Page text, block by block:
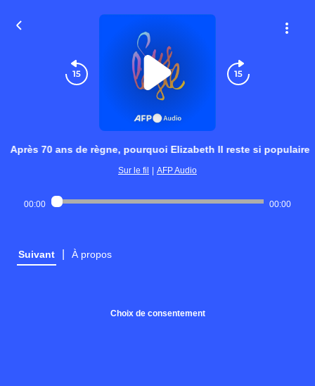
Après 70 ans de règne, pourquoi Elizabeth II reste si populaire
Sur le fil AFP Audio
00:00 00:00
Suivant À propos
Choix de consentement